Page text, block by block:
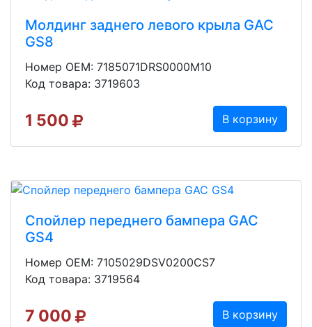
Молдинг заднего левого крыла GAC
GS8
Номер OEM: 7185071DRS0000M10
Код товара: 3719603
1 500 В корзину
Спойлер переднего бампера GAC
GS4
Номер OEM: 7105029DSV0200CS7
Код товара: 3719564
7 000 В корзину